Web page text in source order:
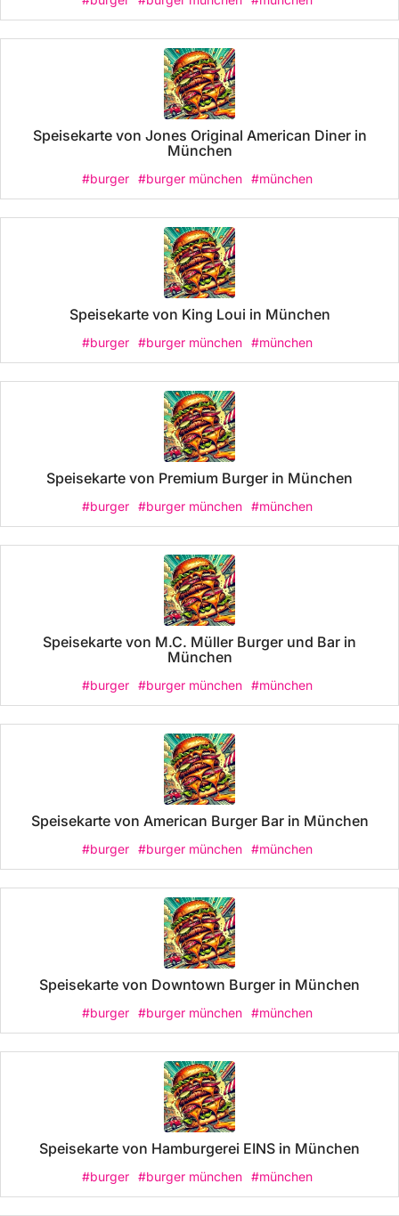
Speisekarte von Jones Original American Diner in
München
#burger #burger münchen #münchen
Speisekarte von King Loui in München
#burger #burger münchen #münchen
Speisekarte von Premium Burger in München
#burger #burger münchen #münchen
Speisekarte von M.C. Müller Burger und Bar in
München
#burger #burger münchen #münchen
Speisekarte von American Burger Bar in München
#burger #burger münchen #münchen
Speisekarte von Downtown Burger in München
#burger #burger münchen #münchen
Speisekarte von Hamburgerei EINS in München
#burger #burger münchen #münchen